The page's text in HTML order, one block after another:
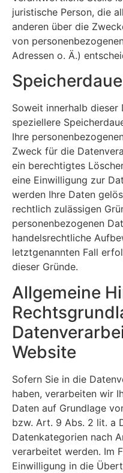
juristische Person, die
anderen über die
von
Adressen o. Ä.)
Soweit innerhalb
speziellere
Ihre
Zweck für die
ein berechtigtes
eine Einwilligung zur
werden Ihre Daten
rechtlich zulässigen
personenbezogenen
handelsrechtliche
letztgenannten Fall
dieser Gründe.
Allgemeine
Website
Sofern Sie in die
haben, verarbeiten wir
Daten auf Grundlage
bzw. Art. 9 Abs. 2 lit. a
Datenkategorien nach
verarbeitet werden. Im
Einwilligung in die